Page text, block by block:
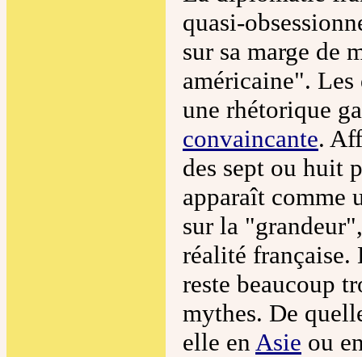
quasi-
sur sa marge de
américaine".
une rhétorique
convaincante.
des sept ou huit
apparaît comme
sur la
réalité française.
reste beaucoup
mythes. De
elle en Asie ou